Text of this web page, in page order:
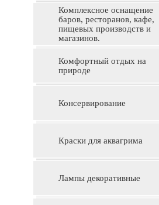
Комплексное оснащение
баров, ресторанов, кафе,
пищевых производств и
магазинов.
Комфортный отдых на
природе
Консервирование
Краски для аквагрима
Лампы декоративные